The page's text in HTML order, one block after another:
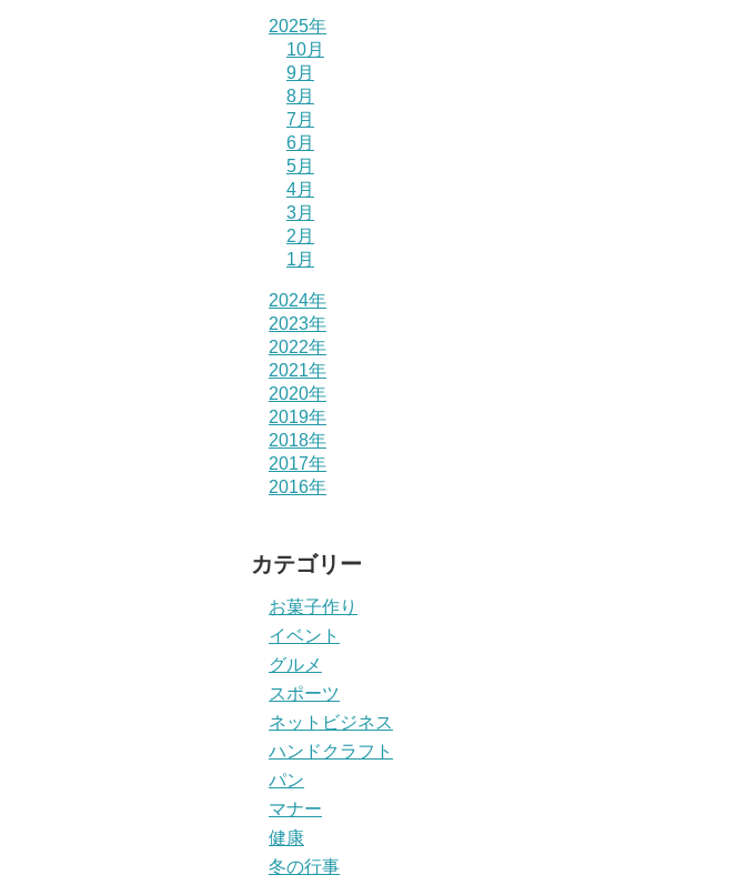
2025年
10月
9月
8月
7月
6月
5月
4月
3月
2月
1月
2024年
2023年
2022年
2021年
2020年
2019年
2018年
2017年
2016年
カテゴリー
お菓子作り
イベント
グルメ
スポーツ
ネットビジネス
ハンドクラフト
パン
マナー
健康
冬の行事